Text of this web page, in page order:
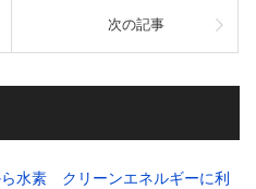
次の記事
水素 クリーンエネルギーに利